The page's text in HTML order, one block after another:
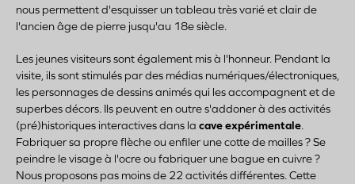
nous permettent d'esquisser un tableau très varié et clair de
l'ancien âge de pierre jusqu'au 18e siècle.
Les jeunes visiteurs sont également mis à l'honneur. Pendant la
visite, ils sont stimulés par des médias numériques/électroniques,
les personnages de dessins animés qui les accompagnent et de
superbes décors. Ils peuvent en outre s'addoner à des activités
(pré)historiques interactives dans la cave expérimentale.
Fabriquer sa propre flèche ou enfiler une cotte de mailles ? Se
peindre le visage à l'ocre ou fabriquer une bague en cuivre ?
Nous proposons pas moins de 22 activités différentes. Cette